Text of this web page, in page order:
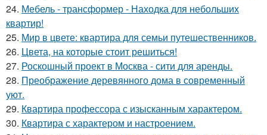
24. Мебель - трансформер - Находка для небольших
квартир!
25. Мир в цвете: квартира для семьи путешественников.
26. Цвета, на которые стоит решиться!
27. Роскошный проект в Москва - сити для аренды.
28. Преображение деревянного дома в современный
уют.
29. Квартира профессора с изысканным характером.
30. Квартира с характером и настроением.